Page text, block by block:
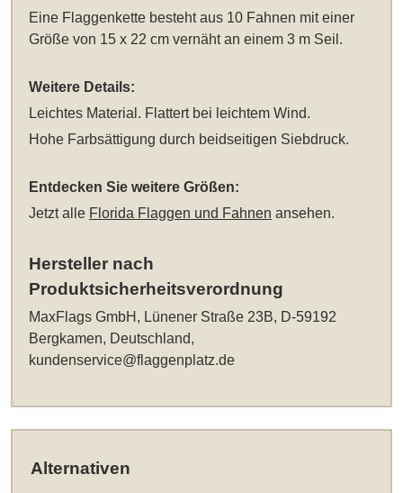
Eine Flaggenkette besteht aus 10 Fahnen mit einer
Größe von 15 x 22 cm vernäht an einem 3 m Seil.
Weitere Details:
Leichtes Material. Flattert bei leichtem Wind.
Hohe Farbsättigung durch beidseitigen Siebdruck.
Entdecken Sie weitere Größen:
Jetzt alle Florida Flaggen und Fahnen ansehen.
Hersteller nach
Produktsicherheitsverordnung
MaxFlags GmbH, Lünener Straße 23B, D-59192
Bergkamen, Deutschland,
kundenservice@flaggenplatz.de
Alternativen